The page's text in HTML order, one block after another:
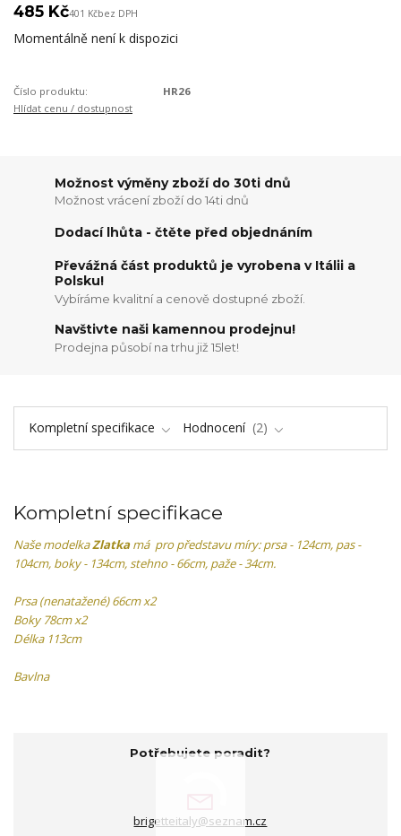
485 Kč401 Kčbez DPH
Momentálně není k dispozici
Číslo produktu:
HR26
Hlídat cenu / dostupnost
Možnost výměny zboží do 30ti dnů
Možnost vrácení zboží do 14ti dnů
Dodací lhůta - čtěte před objednáním
Převážná část produktů je vyrobena v Itálii a
Polsku!
Vybíráme kvalitní a cenově dostupné zboží.
Navštivte naši kamennou prodejnu!
Prodejna působí na trhu již 15let!
Kompletní specifikace Hodnocení 2
Kompletní specifikace
Naše modelkaZlatkamá pro představu míry: prsa - 124cm, pas -
104cm, boky - 134cm, stehno - 66cm, paže - 34cm.
Prsa (nenatažené) 66cm x2
Boky 78cm x2
Délka 113cm
Bavlna
Potřebujete poradit?
brigetteitaly@seznam.cz